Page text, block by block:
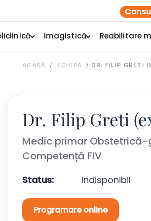
Imagistică Reabilitare
ACASĂ / ECHIPĂ / DR. FILIP GRETI
Dr. Filip Greti
Medic primar
Competență FIV
Status: Indisponibil
Programare online